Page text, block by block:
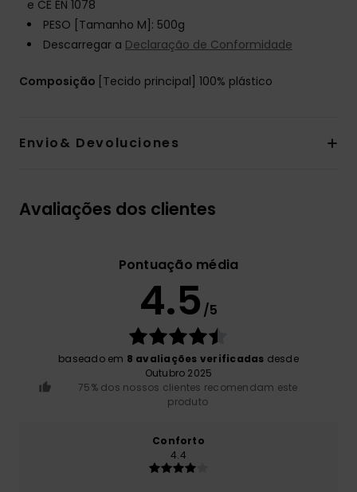
e CE EN 1078
PESO [Tamanho M]: 500g
Descarregar a Declaração de Conformidade
Composição [Tecido principal] 100% plástico
Envio& Devoluciones
Avaliações dos clientes
Pontuação média
4.5 /5
baseado em 8 avaliações verificadas desde
Outubro 2025
75% dos nossos clientes recomendam este
produto
Conforto
4.4